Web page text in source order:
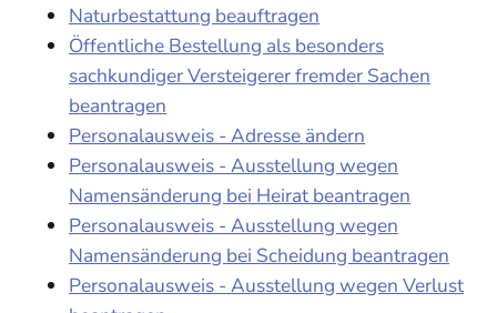
Naturbestattung beauftragen
Öffentliche Bestellung als besonders
sachkundiger Versteigerer fremder Sachen
beantragen
Personalausweis - Adresse ändern
Personalausweis - Ausstellung wegen
Namensänderung bei Heirat beantragen
Personalausweis - Ausstellung wegen
Namensänderung bei Scheidung beantragen
Personalausweis - Ausstellung wegen Verlust